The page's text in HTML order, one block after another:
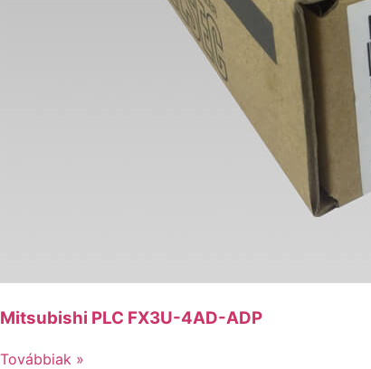
Mitsubishi PLC FX3U-4AD-ADP
Továbbiak »